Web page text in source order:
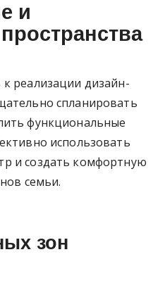
и
реализации дизайн-
спланировать
функциональные
использовать
и создать комфортную
семьи.
зон